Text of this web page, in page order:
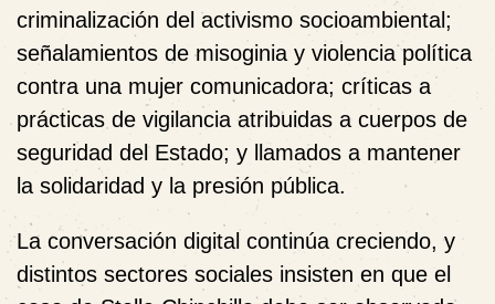
criminalización del activismo socioambiental;
señalamientos de misoginia y violencia política
contra una mujer comunicadora; críticas a
prácticas de vigilancia atribuidas a cuerpos de
seguridad del Estado; y llamados a mantener
la solidaridad y la presión pública.
La conversación digital continúa creciendo, y
distintos sectores sociales insisten en que el